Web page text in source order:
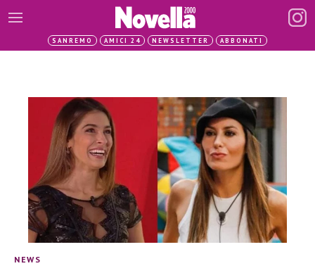
SANREMO AMICI 24 NEWSLETTER ABBONATI
NEWS